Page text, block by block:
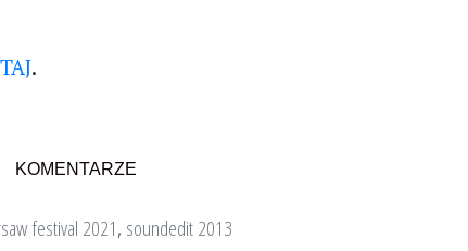
.
KOMENTARZE
festival 2021, soundedit 2013